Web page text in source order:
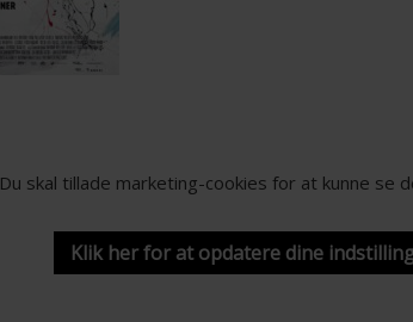
Du skal tillade marketing-cookies for at kunne se
Klik her for at opdatere dine